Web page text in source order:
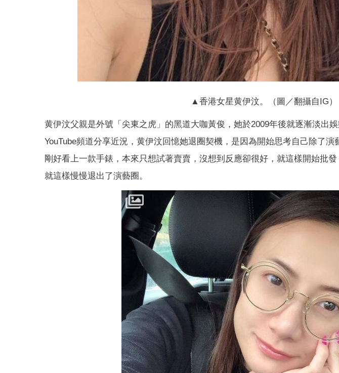
▲香港女星黄伊汶。（圖／翻攝自IG）
黄伊汶父親是外號「尖東之虎」的黑道大咖黃俊，她於2009年後就逐漸淡出
YouTube頻道分享近況，黄伊汶回憶她退圈契機，是因為開始思考自己除了
剛好看上一款手錶，本來只想試著賣賣，沒想到反應卻很好，就這樣開始批
就這樣慢慢退出了演藝圈。